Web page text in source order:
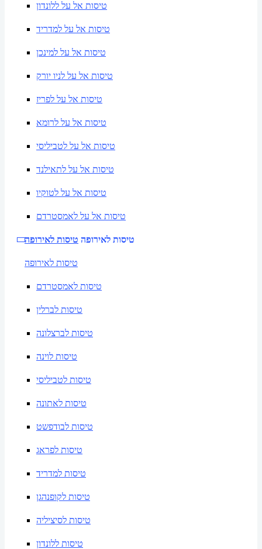
טיסות אל על ללונדון
טיסות אל על למדריד
טיסות אל על למינכן
טיסות אל על לניו יורק
טיסות אל על לפריז
טיסות אל על לרומא
טיסות אל על לטביליסי
טיסות אל על לתאילנד
טיסות אל על לטוקיו
טיסות אל על לאמסטרדם
טיסות לאירופה טיסות לאירופה
טיסות לאירופה
טיסות לאמסטרדם
טיסות לברלין
טיסות לברצלונה
טיסות לוינה
טיסות לטביליסי
טיסות לאתונה
טיסות לבודפשט
טיסות לפראג
טיסות למדריד
טיסות לקופנהגן
טיסות לסיציליה
טיסות ללונדון